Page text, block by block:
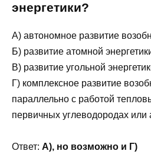
энергетики?
А) автономное развитие
Б) развитие атомной
В) развитие угольной
Г) комплексное развитие
параллельно с работой
первичных углеводородах или
Ответ: А), но возможно и Г)